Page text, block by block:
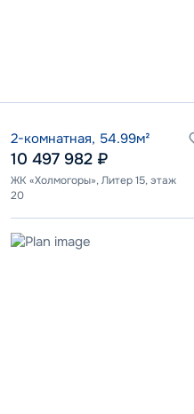
2-комнатная, 54.99м²
10 497 982 ₽
ЖК «Холмогоры», Литер 15, этаж
20